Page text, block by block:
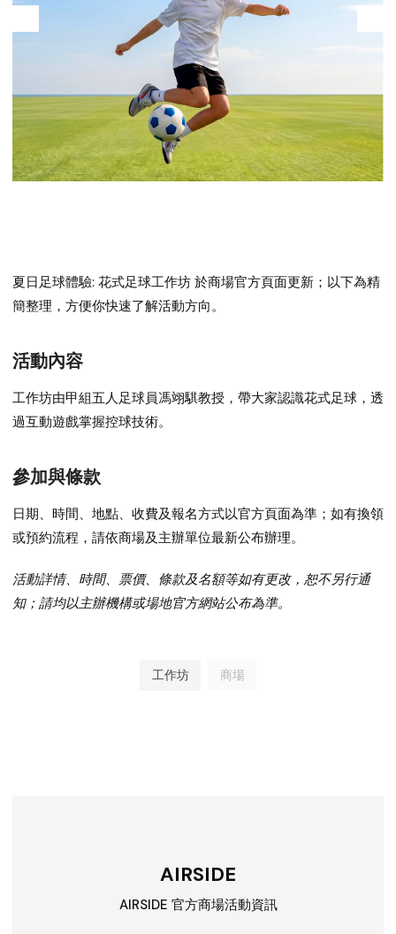
夏日足球體驗: 花式足球工作坊 於商場官方頁面更新；以下為精
簡整理，方便你快速了解活動方向。
活動內容
工作坊由甲組五人足球員馮翊騏教授，帶大家認識花式足球，透
過互動遊戲掌握控球技術。
參加與條款
日期、時間、地點、收費及報名方式以官方頁面為準；如有換領
或預約流程，請依商場及主辦單位最新公布辦理。
活動詳情、時間、票價、條款及名額等如有更改，恕不另行通
知；請均以主辦機構或場地官方網站公布為準。
工作坊 商場
AIRSIDE
AIRSIDE 官方商場活動資訊